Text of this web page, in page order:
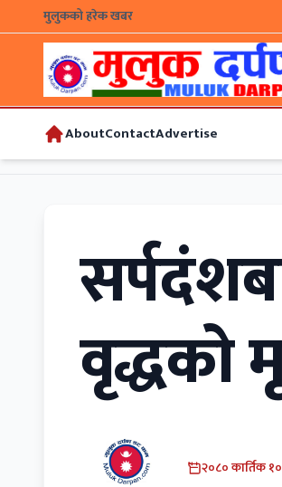
मुलुकको हरेक खबर
AboutContactAdvertise
वृद्धको
२०८० कार्तिक